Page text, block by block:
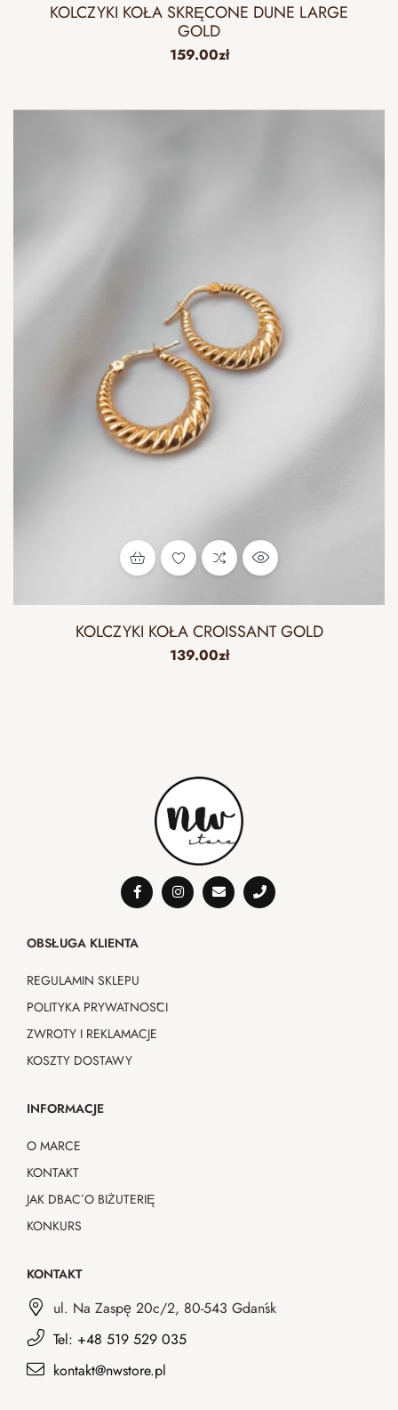
KOLCZYKI KOŁA SKRĘCONE DUNE LARGE
GOLD
159.00zł
KOLCZYKI KOŁA CROISSANT GOLD
139.00zł
OBSŁUGA KLIENTA
REGULAMIN SKLEPU
POLITYKA PRYWATNOŚCI
ZWROTY I REKLAMACJE
KOSZTY DOSTAWY
INFORMACJE
O MARCE
KONTAKT
JAK DBAĆ O BIŻUTERIĘ
KONKURS
KONTAKT
ul. Na Zaspę 20c/2, 80-543 Gdańsk
Tel: +48 519 529 035
kontakt@nwstore.pl